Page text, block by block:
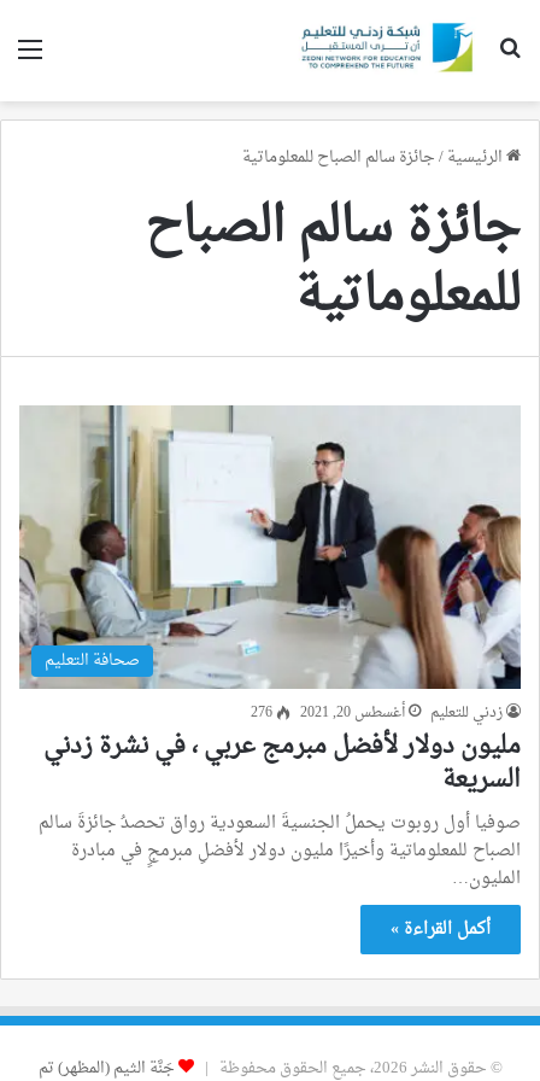
بحث عن
الرئيسية/جائزة سالم الصباح للمعلوماتية
جائزة سالم الصباح
للمعلوماتية
صحافة التعليم
زدني للتعليم أغسطس 20, 2021 276
مليون دولار لأفضل مبرمج عربي ، في نشرة زدني
السريعة
صوفيا أول روبوت يحملُ الجنسيةَ السعودية رواق تحصدُ جائزةَ سالم
الصباح للمعلوماتية وأخيرًا مليون دولار لأفضلِ مبرمجٍ في مبادرة
المليون…
أكمل القراءة »
© حقوق النشر 2026، جميع الحقوق محفوظة | جَنَّة الثيم (المظهر) تم